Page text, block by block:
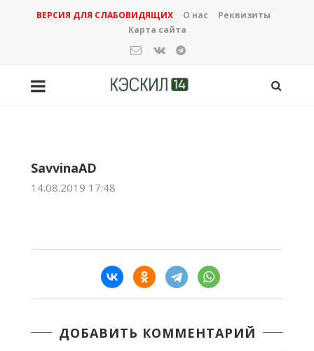
ВЕРСИЯ ДЛЯ СЛАБОВИДЯЩИХ О нас
Реквизиты
Карта сайта
SavvinaAD
14.08.2019 17:48
ДОБАВИТЬ КОММЕНТАРИЙ